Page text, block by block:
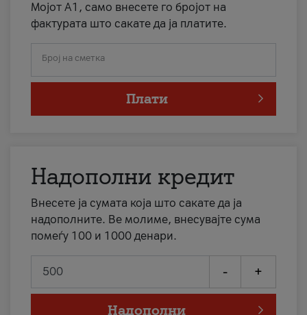
Мојот А1, само внесете го бројот на
фактурата што сакате да ја платите.
Број на сметка
Плати
Надополни кредит
Внесете ја сумата која што сакате да ја
надополните. Ве молиме, внесувајте сума
помеѓу 100 и 1000 денари.
- +
Надополни